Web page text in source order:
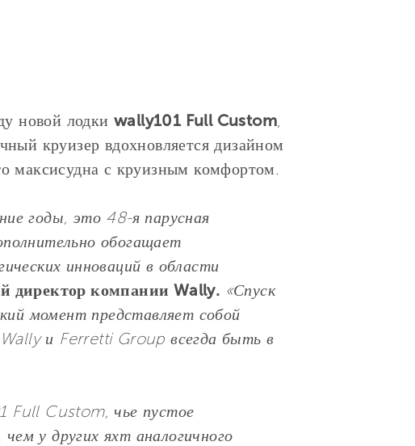
новой лодки wally101 Full Custom,
круизер вдохновляется дизайном
максисудна с круизным комфортом.
годы, это 48-я парусная
обогащает
инноваций в области
директор компании Wally. «Спуск
момент представляет собой
и Ferretti Group всегда быть в
Full Custom, чье пустое
у других яхт аналогичного